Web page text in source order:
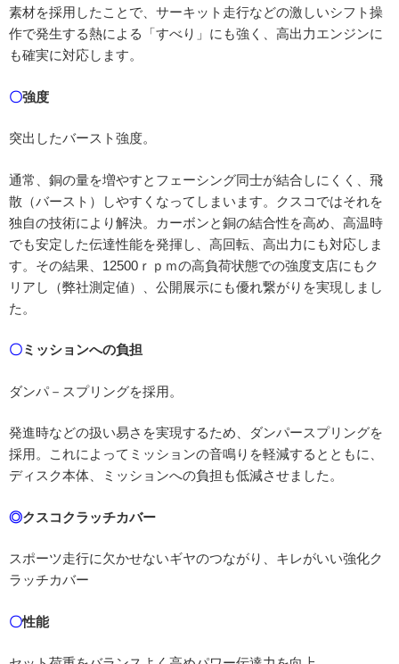
素材を採用したことで、サーキット走行などの激しいシフト操
作で発生する熱による「すべり」にも強く、高出力エンジンに
も確実に対応します。
〇強度
突出したバースト強度。
通常、銅の量を増やすとフェーシング同士が結合しにくく、飛
散（バースト）しやすくなってしまいます。クスコではそれを
独自の技術により解決。カーボンと銅の結合性を高め、高温時
でも安定した伝達性能を発揮し、高回転、高出力にも対応しま
す。その結果、12500ｒｐｍの高負荷状態での強度支店にもク
リアし（弊社測定値）、公開展示にも優れ繋がりを実現しまし
た。
〇ミッションへの負担
ダンパ－スプリングを採用。
発進時などの扱い易さを実現するため、ダンパースプリングを
採用。これによってミッションの音鳴りを軽減するとともに、
ディスク本体、ミッションへの負担も低減させました。
◎クスコクラッチカバー
スポーツ走行に欠かせないギヤのつながり、キレがいい強化ク
ラッチカバー
〇性能